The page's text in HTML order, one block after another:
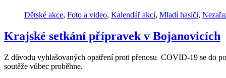
Dětské akce, Foto a video, Kalendář akcí, Mladí hasiči,
Krajské setkání přípravek v Bojanovicích
Z důvodu vyhlašovaných opatření proti přenosu COVID-19 se do
soutěže vůbec proběhne.